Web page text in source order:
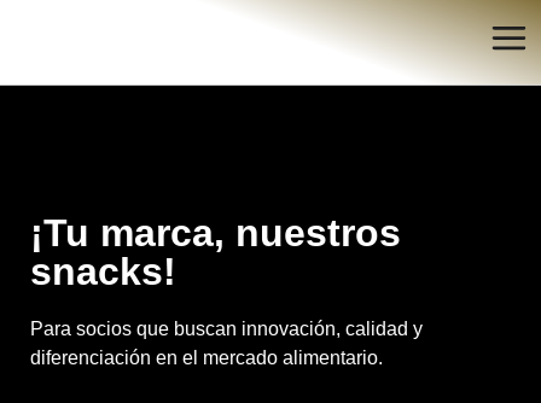
¡Tu marca, nuestros
snacks!
Para socios que buscan innovación, calidad y
diferenciación en el mercado alimentario.